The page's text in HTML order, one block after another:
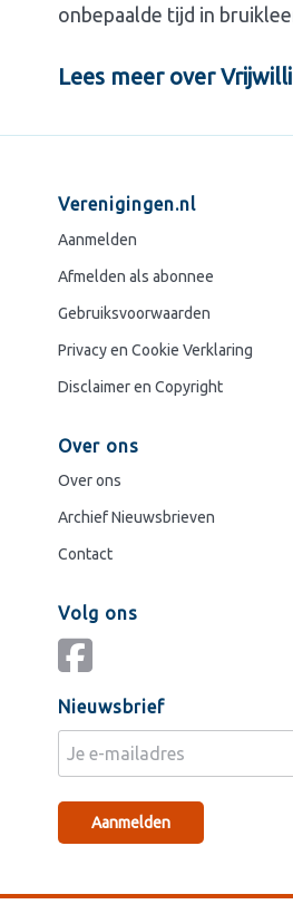
onbepaalde tijd in
Lees meer over
Verenigingen.nl
Aanmelden
Afmelden als abonnee
Gebruiksvoorwaarden
Privacy en Cookie Verklaring
Disclaimer en Copyright
Over ons
Over ons
Archief Nieuwsbrieven
Contact
Volg ons
Nieuwsbrief